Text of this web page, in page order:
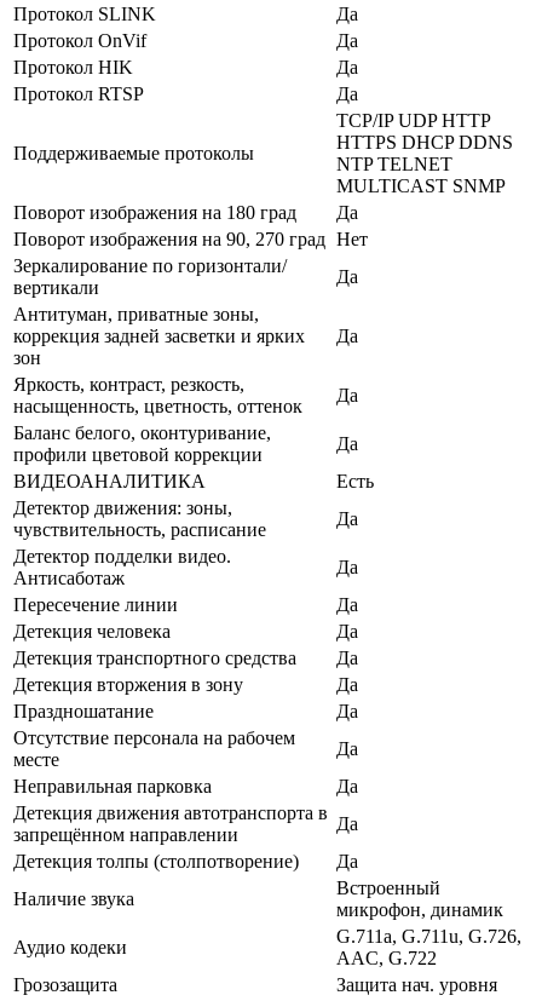
Протокол SLINK
Да
Протокол OnVif
Да
Протокол HIK
Да
Протокол RTSP
Да
Поддерживаемые протоколы
TCP/IP UDP HTTP
HTTPS DHCP DDNS
NTP TELNET
MULTICAST SNMP
Поворот изображения на 180 град
Да
Поворот изображения на 90, 270 град Нет
Зеркалирование по горизонтали/
вертикали
Да
Антитуман, приватные зоны,
коррекция задней засветки и ярких
зон
Да
Яркость, контраст, резкость,
насыщенность, цветность, оттенок
Да
Баланс белого, оконтуривание,
профили цветовой коррекции
Да
ВИДЕОАНАЛИТИКА
Есть
Детектор движения: зоны,
чувствительность, расписание
Да
Детектор подделки видео.
Антисаботаж
Да
Пересечение линии
Да
Детекция человека
Да
Детекция транспортного средства
Да
Детекция вторжения в зону
Да
Праздношатание
Да
Отсутствие персонала на рабочем
месте
Да
Неправильная парковка
Да
Детекция движения автотранспорта в
запрещённом направлении
Да
Детекция толпы (столпотворение)
Да
Наличие звука
Встроенный
микрофон, динамик
Аудио кодеки
G.711a, G.711u, G.726,
AAC, G.722
Грозозащита
Защита нач. уровня